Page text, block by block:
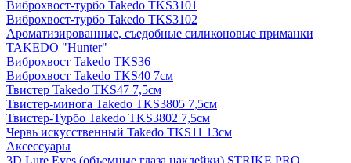
Виброхвост-турбо Takedo TKS3101
Виброхвост-турбо Takedo TKS3102
Ароматизированные, съедобные силиконовые приманки
TAKEDO "Hunter"
Виброхвост Takedo TKS36
Виброхвост Takedo TKS40 7см
Твистер Takedo TKS47 7,5см
Твистер-минога Takedo TKS3805 7,5см
Твистер-Турбо Takedo TKS3802 7,5см
Червь искусственный Takedo TKS11 13см
Аксессуары
3D Lure Eyes (объемные глаза наклейки) STRIKE PRO